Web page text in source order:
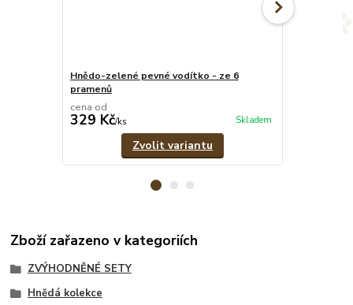
Hnědo-zelené pevné vodítko - ze 6
pramenů
cena od
329 Kč/ks Skladem
Zvolit variantu
Zboží zařazeno v kategoriích
ZVÝHODNĚNÉ SETY
Hnědá kolekce